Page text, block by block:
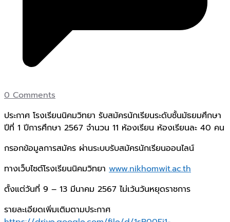
0 Comments
ประกาศ โรงเรียนนิคมวิทยา รับสมัครนักเรียนระดับชั้นมัธยมศึกษา
ปีที่ 1 ปีการศึกษา 2567 จำนวน 11 ห้องเรียน ห้องเรียนละ 40 คน
กรอกข้อมูลการสมัคร ผ่านระบบรับสมัครนักเรียนออนไลน์
ทางเว็บไซต์โรงเรียนนิคมวิทยา www.nikhomwit.ac.th
ตั้งแต่วันที่ 9 – 13 มีนาคม 2567 ไม่เว้นวันหยุดราชการ
รายละเอียดเพิ่มเติมตามประกาศ